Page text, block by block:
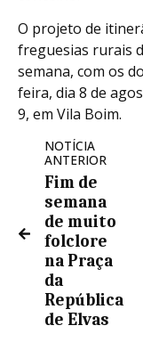
O projeto de
freguesias rurais
semana, com os
feira, dia 8 de
9, em Vila Boim.
NOTÍCIA
ANTERIOR
Fim de
semana
de muito
folclore
na Praça
da
República
de Elvas